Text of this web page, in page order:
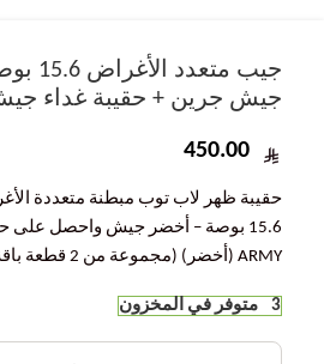
جيب
جيش جرين + حقيبة غداء
حقيبة ظهر لاب توب مبطنة متعددة
15.6 بوصة – أخضر جيش واحصل على
ARMY (أخضر) (مجموعة من 2 قطعة باقة)
3 متوفر في المخزون